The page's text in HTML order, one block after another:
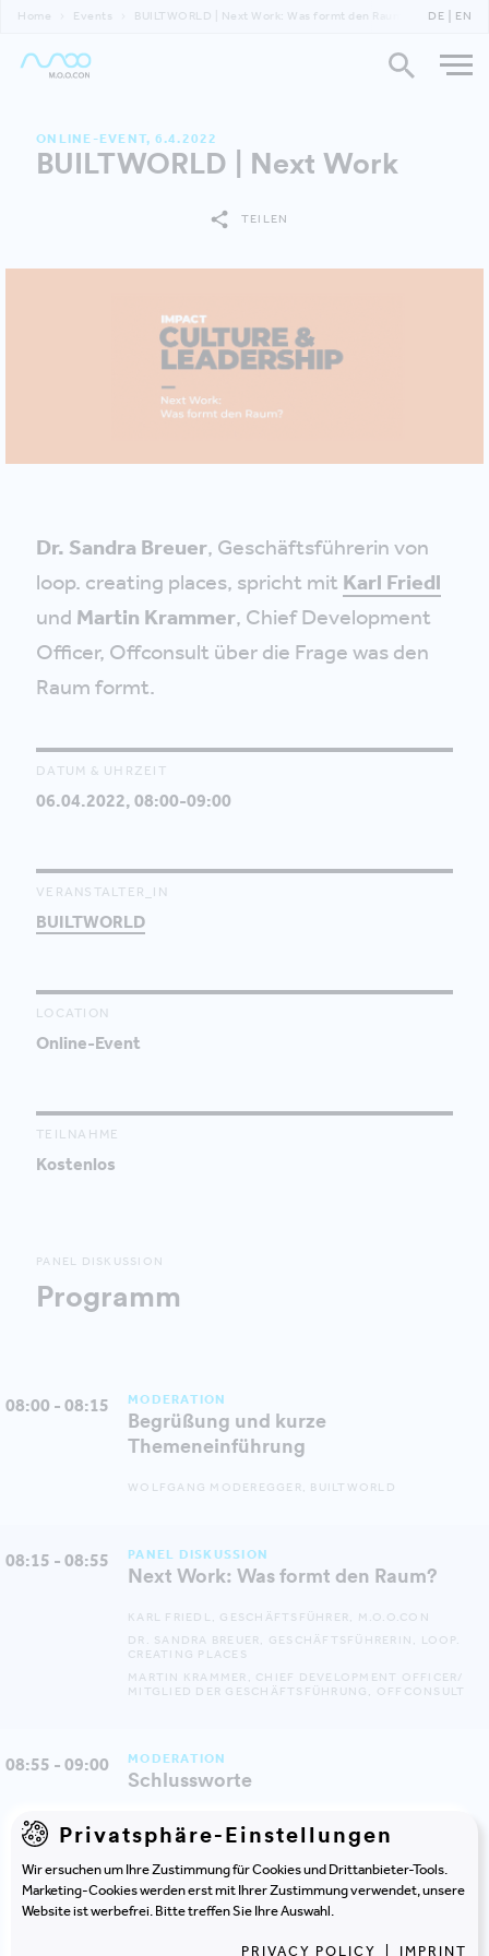
Home Events BUILTWORLD | Next Work: Was formt den Raum? DE EN
ONLINE-EVENT, 6.4.2022
BUILTWORLD | Next Work
TEILEN
Dr. Sandra Breuer, Geschäftsführerin von
loop. creating places, spricht mit Karl Friedl
und Martin Krammer, Chief Development
Officer, Offconsult über die Frage was den
Raum formt.
DATUM & UHRZEIT
06.04.2022, 08:00-09:00
VERANSTALTER_IN
BUILTWORLD
LOCATION
Online-Event
TEILNAHME
Kostenlos
PANEL DISKUSSION
Programm
08:00 - 08:15 MODERATION
Begrüßung und kurze
Themeneinführung
WOLFGANG MODEREGGER, BUILTWORLD
08:15 - 08:55 PANEL DISKUSSION
Next Work: Was formt den Raum?
KARL FRIEDL, GESCHÄFTSFÜHRER, M.O.O.CON
DR. SANDRA BREUER, GESCHÄFTSFÜHRERIN, LOOP.
CREATING PLACES
MARTIN KRAMMER, CHIEF DEVELOPMENT OFFICER/
MITGLIED DER GESCHÄFTSFÜHRUNG, OFFCONSULT
08:55 - 09:00 MODERATION
Schlussworte
Privatsphäre-Einstellungen
Wir ersuchen um Ihre Zustimmung für Cookies und Drittanbieter-Tools.
Marketing-Cookies werden erst mit Ihrer Zustimmung verwendet, unsere
Website ist werbefrei. Bitte treffen Sie Ihre Auswahl.
PRIVACY POLICY IMPRINT